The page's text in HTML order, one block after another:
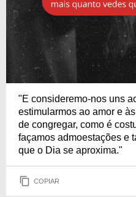
"E consideremo-nos uns
estimularmos ao amor e
de congregar, como é
façamos admoestações e
que o Dia se aproxima."
COPIAR